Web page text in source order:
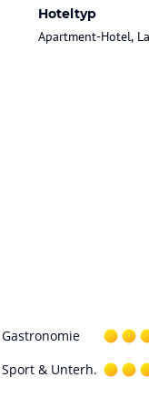
Hoteltyp
Apartment-Hotel,
Gastronomie
Sport & Unterh.